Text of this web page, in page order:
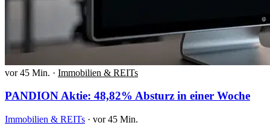
vor 45 Min. · Immobilien & REITs
PANDION Aktie: 48,82% Absturz in einer Woche
Immobilien & REITs · vor 45 Min.